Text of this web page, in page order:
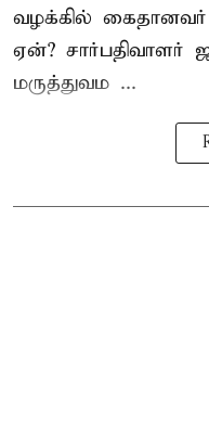
வழக்கில் கைதானவர்
ஏன்?
மருத்துவம ...